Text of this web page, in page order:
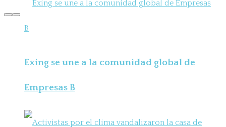
Exing se une a la comunidad global de
Empresas B